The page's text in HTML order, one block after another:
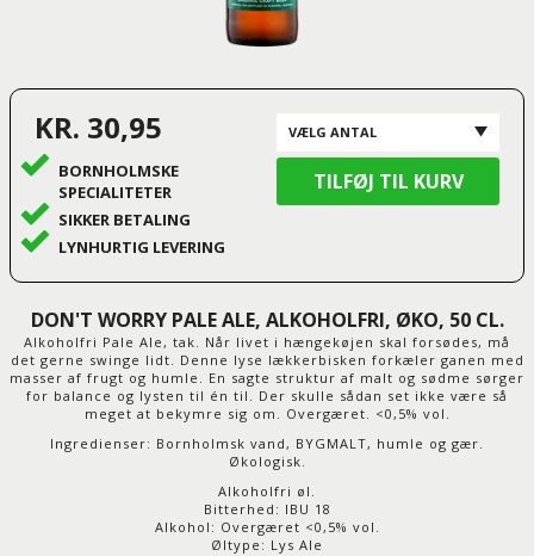
KR. 30,95
BORNHOLMSKE
SPECIALITETER
SIKKER BETALING
LYNHURTIG LEVERING
DON'T WORRY PALE ALE, ALKOHOLFRI, ØKO, 50 CL.
Alkoholfri Pale Ale, tak. Når livet i hængekøjen skal forsødes, må
det gerne swinge lidt. Denne lyse lækkerbisken forkæler ganen med
masser af frugt og humle. En sagte struktur af malt og sødme sørger
for balance og lysten til én til. Der skulle sådan set ikke være så
meget at bekymre sig om. Overgæret. <0,5% vol.
Ingredienser: Bornholmsk vand, BYGMALT, humle og gær.
Økologisk.
Alkoholfri øl.
Bitterhed: IBU 18
Alkohol: Overgæret <0,5% vol.
Øltype: Lys Ale